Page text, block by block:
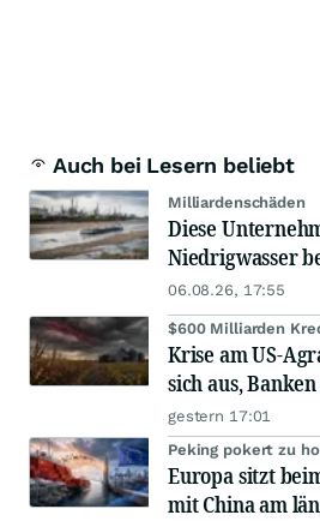
Auch bei Lesern beliebt
Milliardenschäden
Diese
Niedrigwasser
06.08.26, 17:55
$600 Milliarden
Krise am US-
sich aus,
gestern 17:01
Peking pokert zu
Europa sitzt
mit China am